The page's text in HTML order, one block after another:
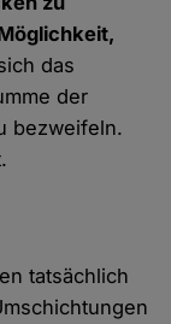
das
der
bezweifeln.
tatsächlich